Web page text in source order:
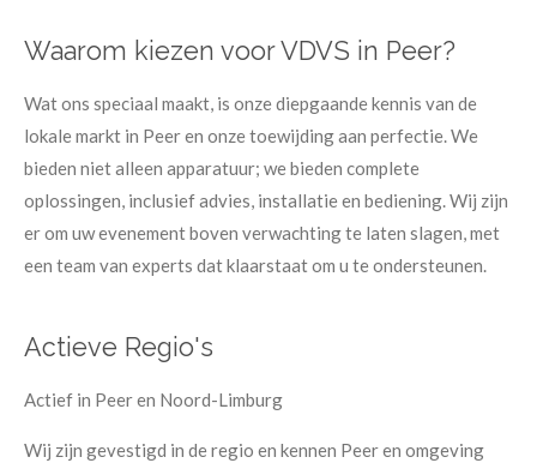
Waarom kiezen voor VDVS in Peer?
Wat ons speciaal maakt, is onze diepgaande kennis van de
lokale markt in Peer en onze toewijding aan perfectie. We
bieden niet alleen apparatuur; we bieden complete
oplossingen, inclusief advies, installatie en bediening. Wij zijn
er om uw evenement boven verwachting te laten slagen, met
een team van experts dat klaarstaat om u te ondersteunen.
Actieve Regio's
Actief in Peer en Noord-Limburg
Wij zijn gevestigd in de regio en kennen Peer en omgeving